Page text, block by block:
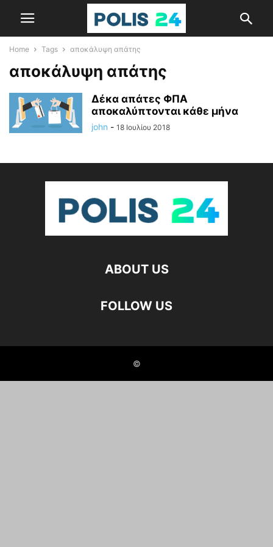
Home Tags αποκάλυψη απάτης
αποκάλυψη απάτης
Δέκα απάτες ΦΠΑ
αποκαλύπτονται κάθε μήνα
john - 18 Ιουλίου 2018
ABOUT US
FOLLOW US
©